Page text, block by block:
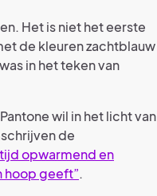
Het is niet het eerste
de kleuren zachtblauw
in het teken van
wil in het licht van
de
opwarmend en
hoop geeft”.